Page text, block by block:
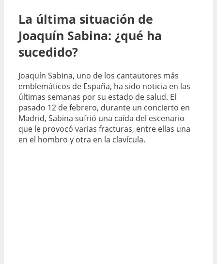
La última situación de
Joaquín Sabina: ¿qué ha
sucedido?
Joaquín Sabina, uno de los cantautores más
emblemáticos de España, ha sido noticia en las
últimas semanas por su estado de salud. El
pasado 12 de febrero, durante un concierto en
Madrid, Sabina sufrió una caída del escenario
que le provocó varias fracturas, entre ellas una
en el hombro y otra en la clavícula.